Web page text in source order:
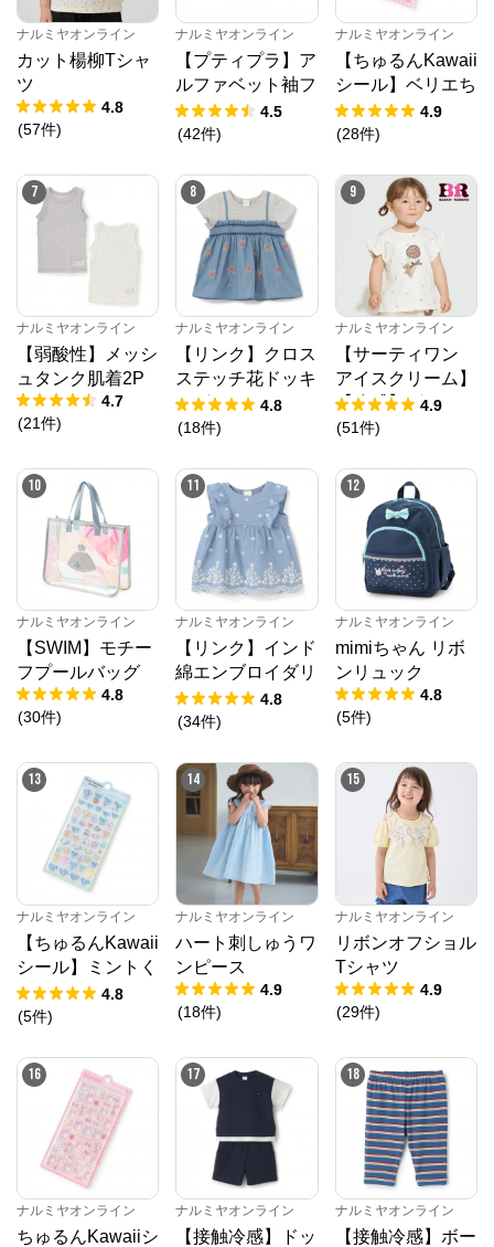
ナルミヤオンライン
カット楊柳Tシャ
ツ
4.8
(57件)
ナルミヤオンライン
【プティプラ】ア
ルファベット袖フ
リルTシャツ
4.5
(42件)
ナルミヤオンライン
【ちゅるんKawaii
シール】ベリエち
ゃん
4.9
(28件)
7
ナルミヤオンライン
【弱酸性】メッシ
ュタンク肌着2P
4.7
(21件)
8
ナルミヤオンライン
【リンク】クロス
ステッチ花ドッキ
ングTシャツ
4.8
(18件)
9
ナルミヤオンライン
【サーティワン
アイスクリーム】
【冷感】グラフィ
ック半袖Tシャツ
4.9
(51件)
10
ナルミヤオンライン
【SWIM】モチー
フプールバッグ
4.8
(30件)
11
ナルミヤオンライン
【リンク】インド
綿エンブロイダリ
ーチュニック
4.8
(34件)
12
ナルミヤオンライン
mimiちゃん リボ
ンリュック
4.8
(5件)
13
ナルミヤオンライン
【ちゅるんKawaii
シール】ミントく
ん
4.8
(5件)
14
ナルミヤオンライン
ハート刺しゅうワ
ンピース
4.9
(18件)
15
ナルミヤオンライン
リボンオフショル
Tシャツ
4.9
(29件)
16
ナルミヤオンライン
ちゅるんKawaiiシ
17
ナルミヤオンライン
【接触冷感】ドッ
18
ナルミヤオンライン
【接触冷感】ボー
ナルミヤオンライン
公式ECサイト
※外部サイトが開きます
ナルミヤオンラインからのコメント
ナルミヤオンライン公式通販ショップ。人気子供服メ
ゾピアノ、プティマイン、ラブトキシック、アナスイ
ミニ等、全ブランド、全商品をご覧いただけます。